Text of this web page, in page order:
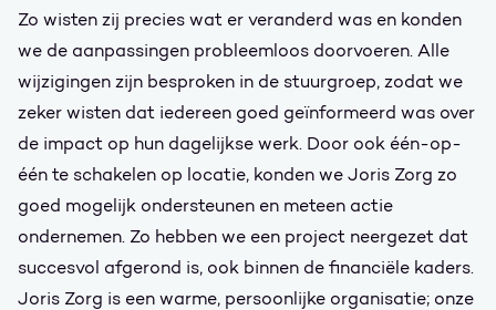
Zo wisten zij precies wat er veranderd was en konden
we de aanpassingen probleemloos doorvoeren. Alle
wijzigingen zijn besproken in de stuurgroep, zodat we
zeker wisten dat iedereen goed geïnformeerd was over
de impact op hun dagelijkse werk. Door ook één-op-
één te schakelen op locatie, konden we Joris Zorg zo
goed mogelijk ondersteunen en meteen actie
ondernemen. Zo hebben we een project neergezet dat
succesvol afgerond is, ook binnen de financiële kaders.
Joris Zorg is een warme, persoonlijke organisatie; onze